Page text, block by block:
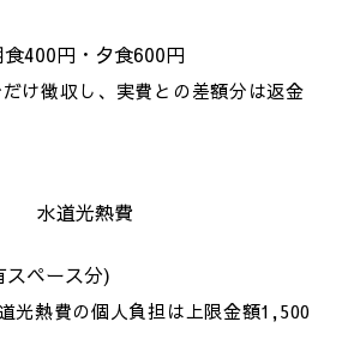
食400円・夕食600円
け徴収し、実費との差額分は返金
水道光熱費
スペース分)
光熱費の個人負担は上限金額1,500